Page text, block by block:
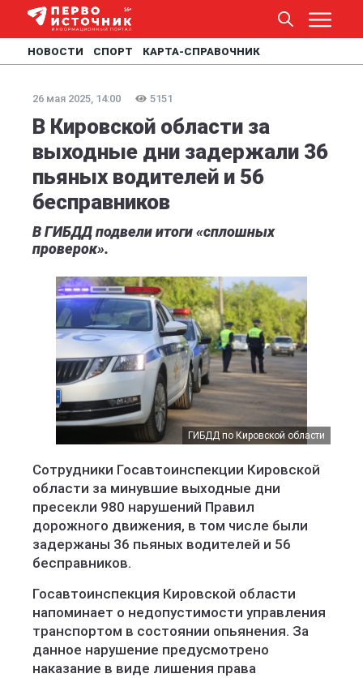
НОВОСТИ СПОРТ КАРТА-СПРАВОЧНИК
26 мая 2025, 14:00 5151
В Кировской области за
выходные дни задержали 36
пьяных водителей и 56
бесправников
В ГИБДД подвели итоги «сплошных
проверок».
ГИБДД по Кировской области
Сотрудники Госавтоинспекции Кировской
области за минувшие выходные дни
пресекли 980 нарушений Правил
дорожного движения, в том числе были
задержаны 36 пьяных водителей и 56
бесправников.
Госавтоинспекция Кировской области
напоминает о недопустимости управления
транспортом в состоянии опьянения. За
данное нарушение предусмотрено
наказание в виде лишения права